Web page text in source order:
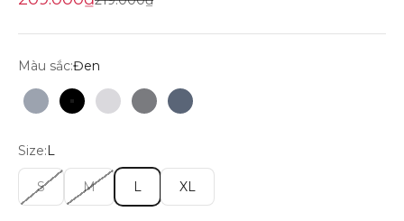
Màu sắc:Đen
Mouse Grey
Đen Light Grey
Dark GreyRhino Grey
Size:L
S M L XL